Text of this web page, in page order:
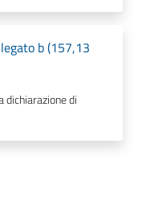
b (157,13
di